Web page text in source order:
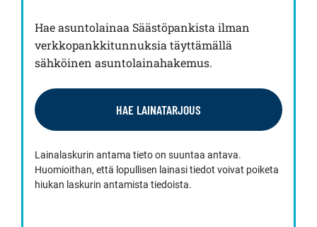
Hae asuntolainaa Säästöpankista ilman
verkkopankkitunnuksia täyttämällä
sähköinen asuntolainahakemus.
HAE LAINATARJOUS
Lainalaskurin antama tieto on suuntaa antava.
Huomioithan, että lopullisen lainasi tiedot voivat poiketa
hiukan laskurin antamista tiedoista.